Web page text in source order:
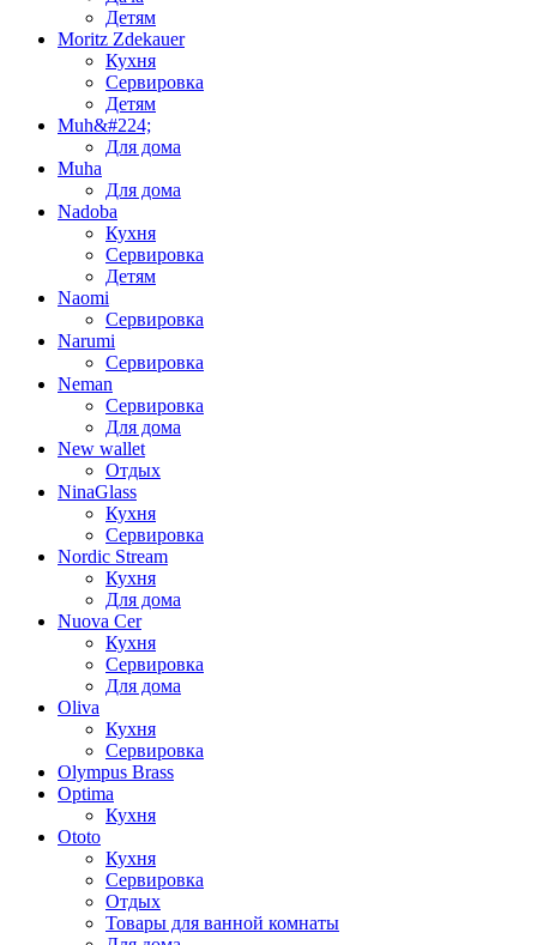
Детям
Moritz Zdekauer
Кухня
Сервировка
Детям
Muh&#224;
Для дома
Muha
Для дома
Nadoba
Кухня
Сервировка
Детям
Naomi
Сервировка
Narumi
Сервировка
Neman
Сервировка
Для дома
New wallet
Отдых
NinaGlass
Кухня
Сервировка
Nordic Stream
Кухня
Для дома
Nuova Cer
Кухня
Сервировка
Для дома
Oliva
Кухня
Сервировка
Olympus Brass
Optima
Кухня
Ototo
Кухня
Сервировка
Отдых
Товары для ванной комнаты